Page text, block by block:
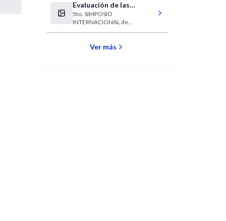
Evaluación de las
competencias clínicas
5to. SIMPOSIO
INTERNACIONAL de
Ver más